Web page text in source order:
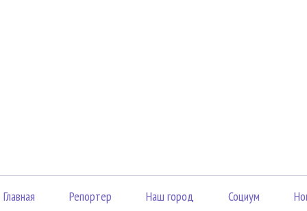
Главная Репортер Наш город Социум